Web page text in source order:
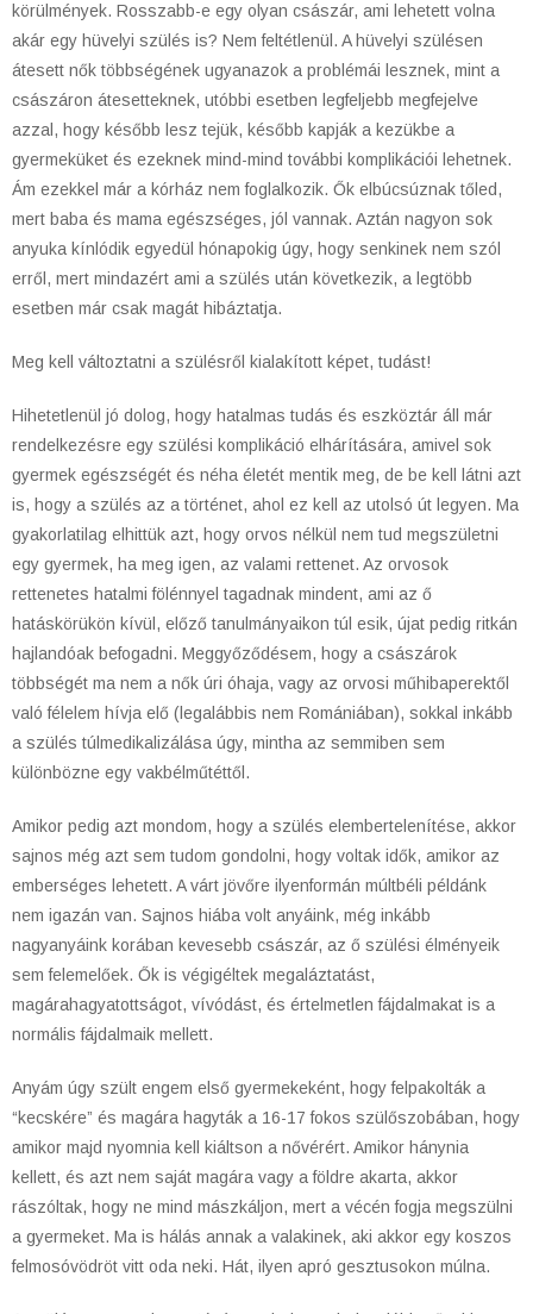
körülmények. Rosszabb-e egy olyan császár, ami lehetett volna
akár egy hüvelyi szülés is? Nem feltétlenül. A hüvelyi szülésen
átesett nők többségének ugyanazok a problémái lesznek, mint a
császáron átesetteknek, utóbbi esetben legfeljebb megfejelve
azzal, hogy később lesz tejük, később kapják a kezükbe a
gyermeküket és ezeknek mind-mind további komplikációi lehetnek.
Ám ezekkel már a kórház nem foglalkozik. Ők elbúcsúznak tőled,
mert baba és mama egészséges, jól vannak. Aztán nagyon sok
anyuka kínlódik egyedül hónapokig úgy, hogy senkinek nem szól
erről, mert mindazért ami a szülés után következik, a legtöbb
esetben már csak magát hibáztatja.
Meg kell változtatni a szülésről kialakított képet, tudást!
Hihetetlenül jó dolog, hogy hatalmas tudás és eszköztár áll már
rendelkezésre egy szülési komplikáció elhárítására, amivel sok
gyermek egészségét és néha életét mentik meg, de be kell látni azt
is, hogy a szülés az a történet, ahol ez kell az utolsó út legyen. Ma
gyakorlatilag elhittük azt, hogy orvos nélkül nem tud megszületni
egy gyermek, ha meg igen, az valami rettenet. Az orvosok
rettenetes hatalmi fölénnyel tagadnak mindent, ami az ő
hatáskörükön kívül, előző tanulmányaikon túl esik, újat pedig ritkán
hajlandóak befogadni. Meggyőződésem, hogy a császárok
többségét ma nem a nők úri óhaja, vagy az orvosi műhibaperektől
való félelem hívja elő (legalábbis nem Romániában), sokkal inkább
a szülés túlmedikalizálása úgy, mintha az semmiben sem
különbözne egy vakbélműtéttől.
Amikor pedig azt mondom, hogy a szülés elembertelenítése, akkor
sajnos még azt sem tudom gondolni, hogy voltak idők, amikor az
emberséges lehetett. A várt jövőre ilyenformán múltbéli példánk
nem igazán van. Sajnos hiába volt anyáink, még inkább
nagyanyáink korában kevesebb császár, az ő szülési élményeik
sem felemelőek. Ők is végigéltek megaláztatást,
magárahagyatottságot, vívódást, és értelmetlen fájdalmakat is a
normális fájdalmaik mellett.
Anyám úgy szült engem első gyermekeként, hogy felpakolták a
“kecskére” és magára hagyták a 16-17 fokos szülőszobában, hogy
amikor majd nyomnia kell kiáltson a nővérért. Amikor hánynia
kellett, és azt nem saját magára vagy a földre akarta, akkor
rászóltak, hogy ne mind mászkáljon, mert a vécén fogja megszülni
a gyermeket. Ma is hálás annak a valakinek, aki akkor egy koszos
felmosóvödröt vitt oda neki. Hát, ilyen apró gesztusokon múlna.